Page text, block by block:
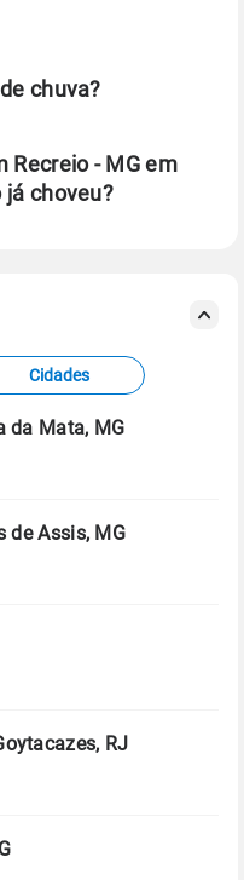
chuva?
Recreio - MG em
choveu?
estações
de Previsão
(CPTEC).
sobre os dados
Cidades
da Mata, MG
de Assis, MG
RJ